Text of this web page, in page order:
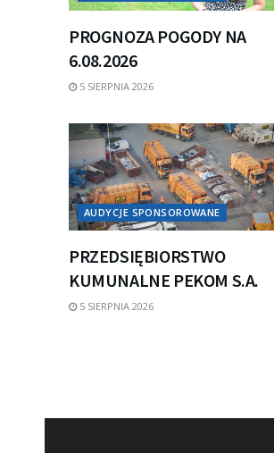
PROGNOZA POGODY NA
6.08.2026
5 SIERPNIA 2026
AUDYCJE SPONSOROWANE
PRZEDSIĘBIORSTWO
KUMUNALNE PEKOM S.A.
5 SIERPNIA 2026